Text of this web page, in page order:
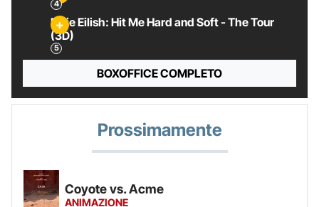
Billie Eilish: Hit Me Hard and Soft - The Tour
(3D)
BOXOFFICE COMPLETO
Prossimamente
Coyote vs. Acme
ANIMAZIONE